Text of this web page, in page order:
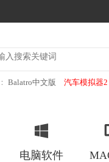
Balatro中文版 汽车模拟器2
电脑软件